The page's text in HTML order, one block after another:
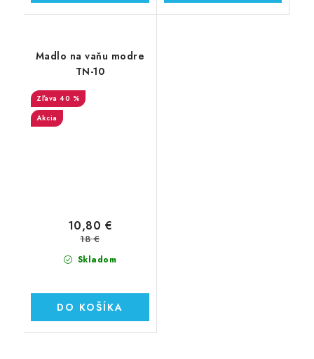
Madlo na vaňu modre
TN-10
40 %
Akcia
Skladom
10,80 €
18 €
DO KOŠÍKA